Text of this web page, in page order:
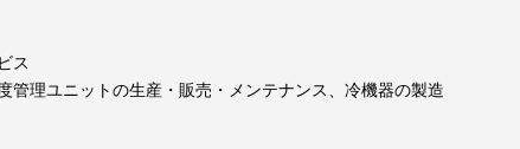
ス
管理ユニットの生産・販売・メンテナンス、冷機器の製造